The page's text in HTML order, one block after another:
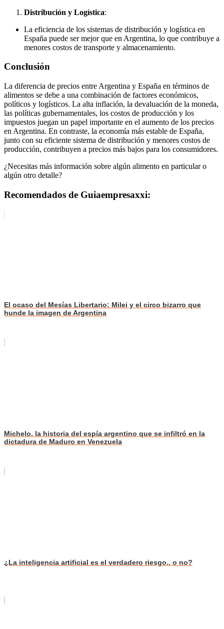
Distribución y Logística:
La eficiencia de los sistemas de distribución y logística en
España puede ser mejor que en Argentina, lo que contribuye a
menores costos de transporte y almacenamiento.
Conclusión
La diferencia de precios entre Argentina y España en términos de
alimentos se debe a una combinación de factores económicos,
políticos y logísticos. La alta inflación, la devaluación de la moneda,
las políticas gubernamentales, los costos de producción y los
impuestos juegan un papel importante en el aumento de los precios
en Argentina. En contraste, la economía más estable de España,
junto con su eficiente sistema de distribución y menores costos de
producción, contribuyen a precios más bajos para los consumidores.
¿Necesitas más información sobre algún alimento en particular o
algún otro detalle?
Recomendados de Guiaempresaxxi:
El ocaso del Mesías Libertario: Milei y el circo bizarro que
hunde la imagen de Argentina
Michelo, la historia del espía argentino que se infiltró en la
dictadura de Maduro en Venezuela
¿La inteligencia artificial es el verdadero riesgo.. o no?